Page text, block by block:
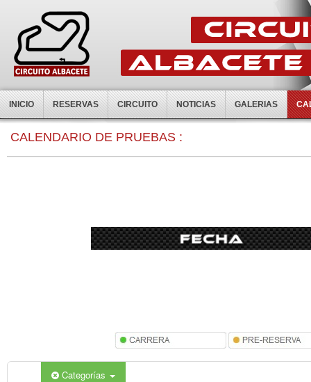
INICIO RESERVAS CIRCUITO NOTICIAS GALERIAS
CALENDARIO DE PRUEBAS :
Categorías
0:00